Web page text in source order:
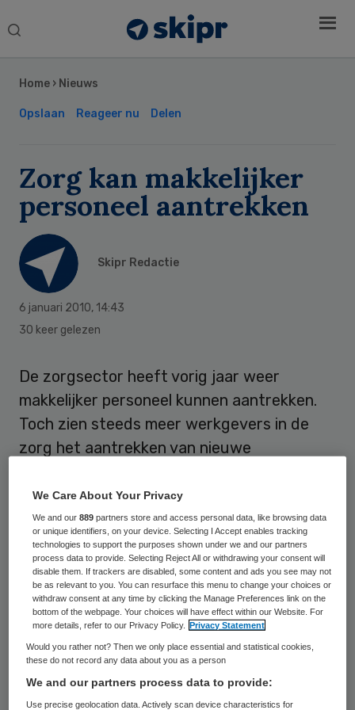
Search
Home › Nieuws
Opslaan Reageer nu Delen
Zorg kan makkelijker
personeel aantrekken
Skipr Redactie
6 januari 2010, 14:43
30 keer gelezen
De zorgsector heeft vorig jaar weer
makkelijker personeel kunnen aantrekken.
Toch zien steeds meer werkgevers in de
zorg het aantrekken van nieuwe
jaren moeten ze hun best blijven doen om
personeel naar ziekenhuizen en
verpleeghuizen te halen.
Stijging werkgelegenheid
Dat hebben minister Ab Klink en
staatssecretaris Jet Bussemaker van VWS
woensdag aan de Tweede Kamer
geschreven. In de eerste helft van 2009 is
Sidebar
We Care About Your Privacy
We and our889 partners store and access personal data, like browsing data
or unique identifiers, on your device. Selecting I Accept enables tracking
technologies to support the purposes shown under we and our partners
process data to provide. Selecting Reject All or withdrawing your consent will
disable them. If trackers are disabled, some content and ads you see may not
be as relevant to you. You can resurface this menu to change your choices or
withdraw consent at any time by clicking the Manage Preferences link on the
bottom of the webpage. Your choices will have effect within our Website. For
more details, refer to our Privacy Policy.
Privacy Statement
Would you rather not? Then we only place essential and statistical cookies,
these do not record any data about you as a person
We and our partners process data to provide:
Use precise geolocation data. Actively scan device characteristics for